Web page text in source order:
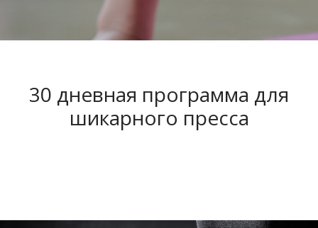
30 дневная программа для
шикарного пресса